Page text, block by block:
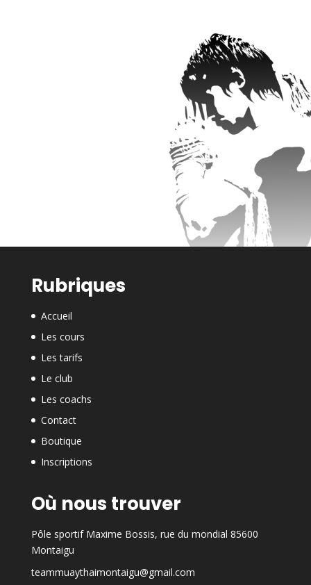
Rubriques
Accueil
Les cours
Les tarifs
Le club
Les coachs
Contact
Boutique
Inscriptions
Où nous trouver
Pôle sportif Maxime Bossis, rue du mondial 85600
Montaigu
teammuaythaimontaigu@gmail.com